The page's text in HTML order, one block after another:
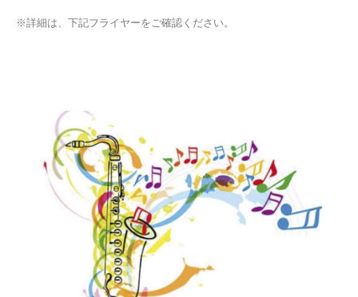
※詳細は、下記フライヤーをご確認ください。